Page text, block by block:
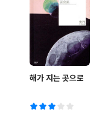
해가 지는 곳으로